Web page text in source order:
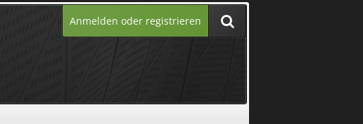
Anmelden oder registrieren